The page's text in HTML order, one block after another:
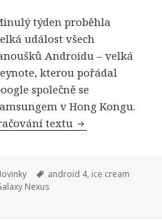
týden proběhla
událost všech
Androidu – velká
kterou pořádal
společně se
v Hong Kongu.
textu Ice Cream
Štítky:
android 4, ice cream
Nexus